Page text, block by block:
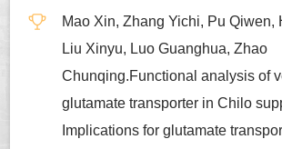
Mao Xin, Zhang Yichi, Pu Qiwen,
Liu Xinyu, Luo Guanghua, Zhao
Chunqing.Functional analysis of
glutamate transporter in Chilo
Implications for glutamate